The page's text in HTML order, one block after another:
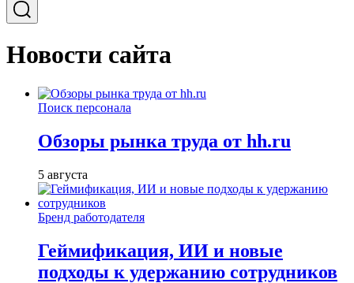
Новости сайта
Поиск персонала
Обзоры рынка труда от hh.ru
5 августа
Бренд работодателя
Геймификация, ИИ и новые
подходы к удержанию сотрудников